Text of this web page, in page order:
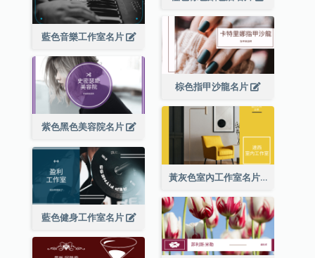
藍色音樂工作室名片
棕色指甲沙龍名片
紫色黑色美容院名片
黃灰色室內工作室名片
藍色健身工作室名片